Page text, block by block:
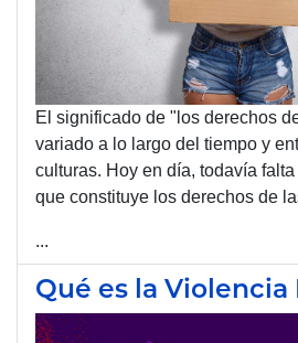
El significado de "los derechos
variado a lo largo del tiempo y
culturas. Hoy en día, todavía
que constituye los derechos de
...
Qué es la